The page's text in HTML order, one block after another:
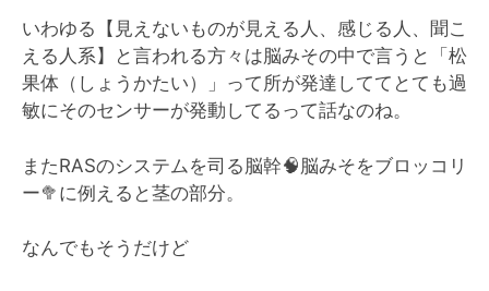
いわゆる【見えないものが見える人、感じる人、聞こ
える人系】と言われる方々は脳みその中で言うと「松
果体（しょうかたい）」って所が発達しててとても過
敏にそのセンサーが発動してるって話なのね。
またRASのシステムを司る脳幹🧠脳みそをブロッコリ
ー🥦に例えると茎の部分。
なんでもそうだけど